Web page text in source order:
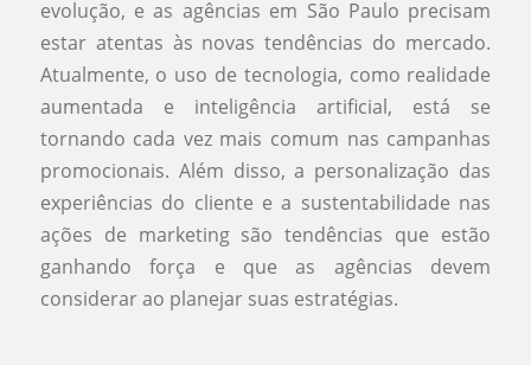
evolução, e as agências em São Paulo precisam
estar atentas às novas tendências do mercado.
Atualmente, o uso de tecnologia, como realidade
aumentada e inteligência artificial, está se
tornando cada vez mais comum nas campanhas
promocionais. Além disso, a personalização das
experiências do cliente e a sustentabilidade nas
ações de marketing são tendências que estão
ganhando força e que as agências devem
considerar ao planejar suas estratégias.